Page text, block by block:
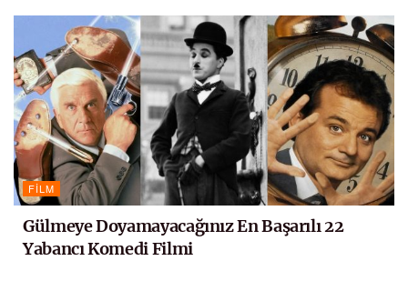
FILM
Gülmeye Doyamayacağınız En Başarılı 22
Yabancı Komedi Filmi